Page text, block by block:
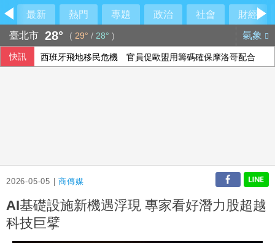
最新 熱門 專題 政治 社會
財經
臺北市 28° ( 29° / 28° ) 氣象
快訊 西班牙飛地移民危機 官員促歐盟用籌碼確保摩洛哥配合
2026-05-05 |商傳媒
AI基礎設施新機遇浮現 專家看好潛力股超越
科技巨擘